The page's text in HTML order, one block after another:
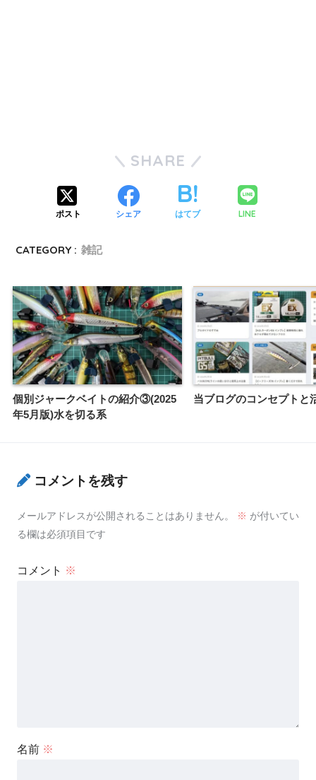
SHARE
ポスト シェア はてブ LINE
CATEGORY : 雑記
個別ジャークベイトの紹介③(2025
年5月版)水を切る系
当ブログのコンセプトと
コメントを残す
メールアドレスが公開されることはありません。 ※ が付いてい
る欄は必須項目です
コメント ※
名前 ※